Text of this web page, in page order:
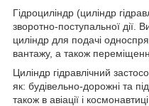
Гідроциліндр (циліндр
зворотно-поступальної дії.
циліндр для подачі
вантажу, а також
Циліндр гідравлічний
як: будівельно-дорожні та
також в авіації і